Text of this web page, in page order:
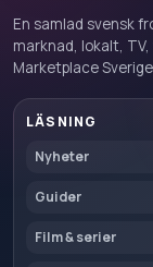
En samlad svensk
marknad, lokalt,
Marketplace
LÄSNING
Nyheter
Guider
Film & serier